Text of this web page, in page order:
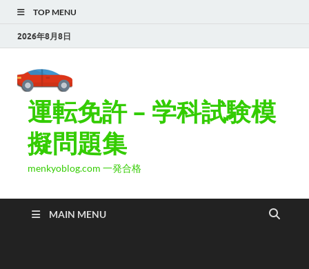
TOP MENU
2026年8月8日
運転免許 – 学科試験模
擬問題集
menkyoblog.com 一発合格
MAIN MENU